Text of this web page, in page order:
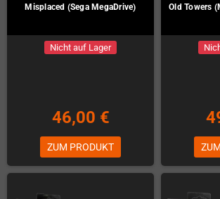
Misplaced (Sega MegaDrive)
Nicht auf Lager
46,00 €
ZUM PRODUKT
Old Towers